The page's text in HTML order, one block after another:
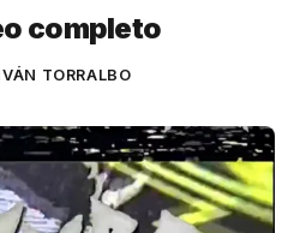
completo
TORRALBO